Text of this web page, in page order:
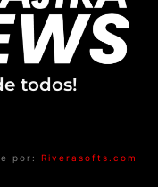
todos!
por: Riverasofts.com